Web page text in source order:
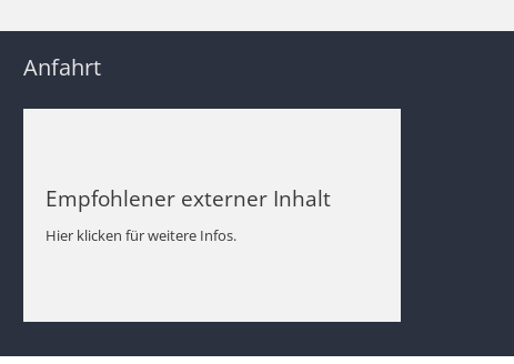
Anfahrt
Empfohlener externer Inhalt
Hier klicken für weitere Infos.